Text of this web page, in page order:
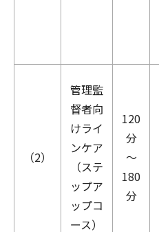
（2）
管理監
督者向
けライ
ンケア
（ステ
ップア
ップコ
ース）
120
分
～
180
分